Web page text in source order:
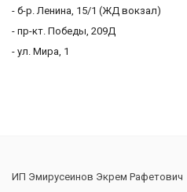
- б-р. Ленина, 15/1 (ЖД вокзал)
- пр-кт. Победы, 209Д
- ул. Мира, 1
ИП Эмирусеинов Экрем Рафетович